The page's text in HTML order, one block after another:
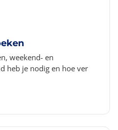
weekend- en
heb je nodig en hoe ver